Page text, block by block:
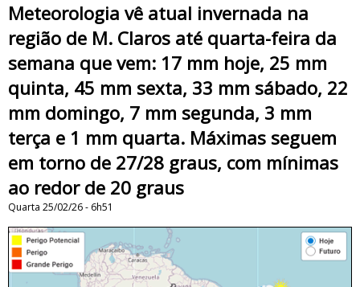
Meteorologia vê atual invernada na
região de M. Claros até quarta-feira da
semana que vem: 17 mm hoje, 25 mm
quinta, 45 mm sexta, 33 mm sábado, 22
mm domingo, 7 mm segunda, 3 mm
terça e 1 mm quarta. Máximas seguem
em torno de 27/28 graus, com mínimas
ao redor de 20 graus
Quarta 25/02/26 - 6h51